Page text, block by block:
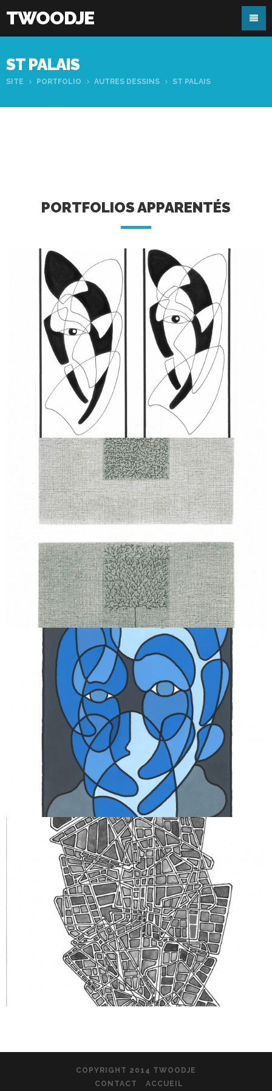
TWOODJE
ST PALAIS
SITE PORTFOLIO AUTRES DESSINS ST PALAIS
PORTFOLIOS APPARENTÉS
COPYRIGHT 2014 TWOODJE
CONTACT
ACCUEIL